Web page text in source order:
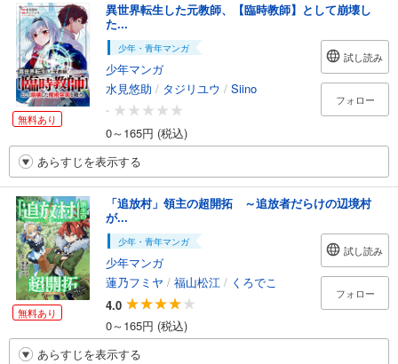
無料あり
異世界転生した元教師、【臨時教師】として崩壊し
た...
少年・青年マンガ
少年マンガ
水見悠助 / タジリユウ / Siino
-
0～165円 (税込)
試し読み
フォロー
あらすじを表示する
無料あり
「追放村」領主の超開拓 ～追放者だらけの辺境村
が...
少年・青年マンガ
少年マンガ
蓮乃フミヤ / 福山松江 / くろでこ
4.0
0～165円 (税込)
試し読み
フォロー
あらすじを表示する